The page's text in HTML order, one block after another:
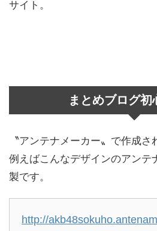
サイト。
まとめブログ初
〝アンテナメーカー〟で作成さ
例えばこんなデザインのアンテ
製です。
http://